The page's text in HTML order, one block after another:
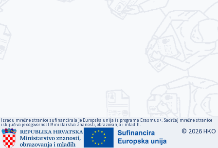
Izradu mrežne stranice sufinancirala je Europska unija iz programa Erasmus+. Sadržaj mrežne stranice
isključiva je odgovornost Ministarstva znanosti, obrazovanja i mladih.
© 2026 HKO